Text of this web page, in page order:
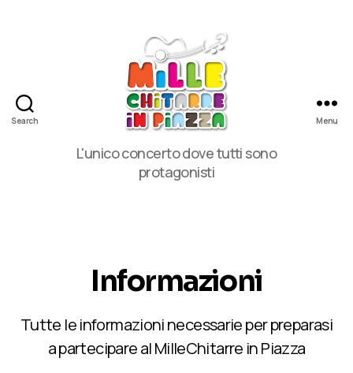
Search
in
Piazza
L'unico concerto dove tutti sono
protagonisti
Menu
Informazioni
Tutte le informazioni necessarie per preparasi
a partecipare al MilleChitarre in Piazza